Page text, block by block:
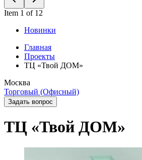
Item 1 of 12
Новинки
Главная
Проекты
ТЦ «Твой ДОМ»
Москва
Торговый (Офисный)
Задать вопрос
ТЦ «Твой ДОМ»